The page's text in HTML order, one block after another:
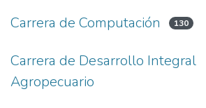
Carrera de Computación 130
Carrera de Desarrollo Integral
Agropecuario